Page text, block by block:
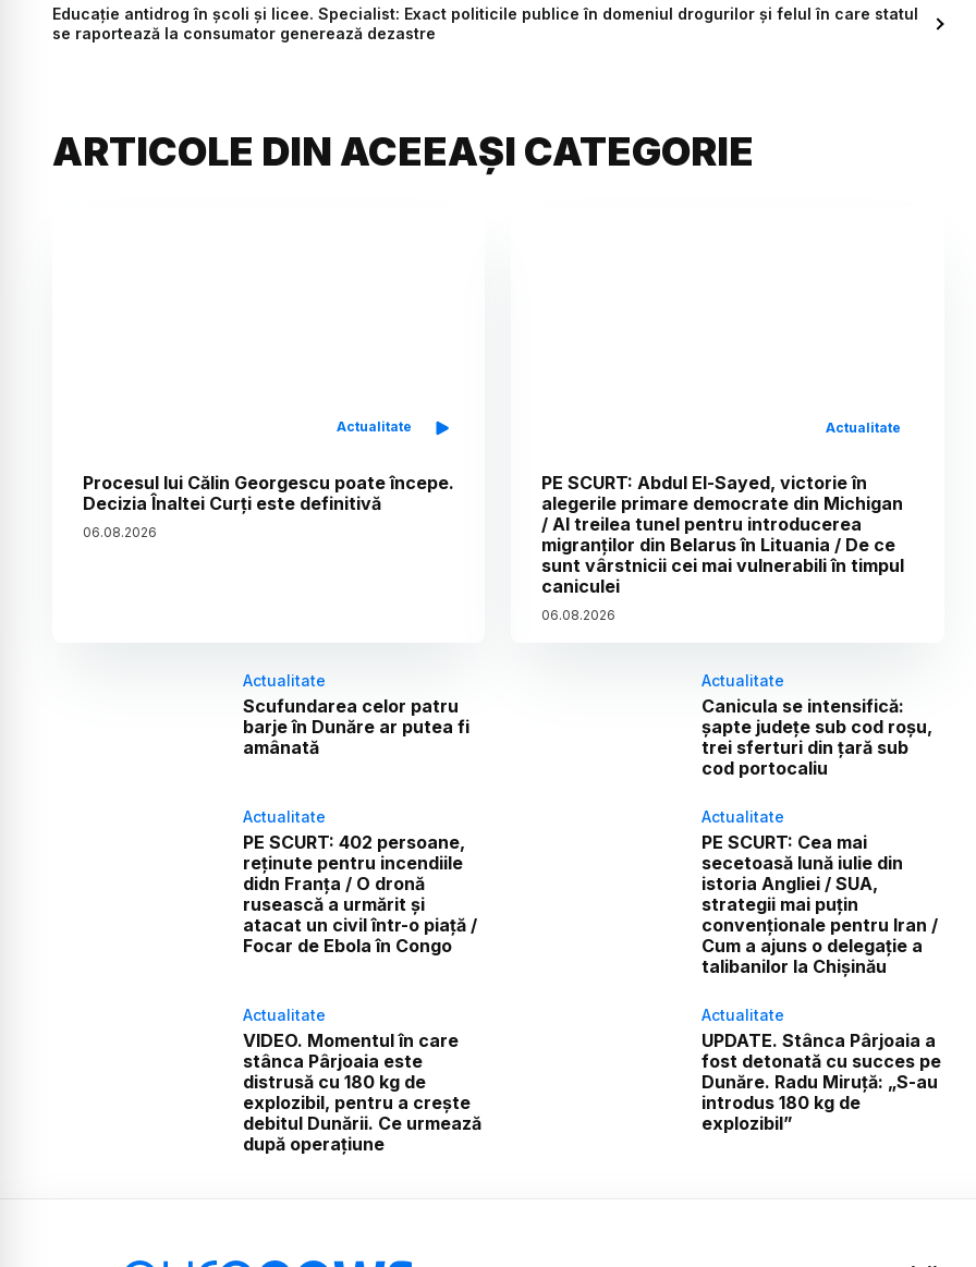
Educație antidrog în școli și licee. Specialist: Exact politicile publice în domeniul drogurilor și felul în care statul
se raportează la consumator generează dezastre
ARTICOLE DIN ACEEAȘI CATEGORIE
Actualitate
Procesul lui Călin Georgescu poate începe.
Decizia Înaltei Curți este definitivă
06.08.2026
Actualitate
PE SCURT: Abdul El-Sayed, victorie în
alegerile primare democrate din Michigan
/ Al treilea tunel pentru introducerea
migranților din Belarus în Lituania / De ce
sunt vârstnicii cei mai vulnerabili în timpul
caniculei
06.08.2026
Actualitate
Scufundarea celor patru
barje în Dunăre ar putea fi
amânată
Actualitate
Canicula se intensifică:
șapte județe sub cod roșu,
trei sferturi din țară sub
cod portocaliu
Actualitate
PE SCURT: 402 persoane,
reținute pentru incendiile
didn Franța / O dronă
rusească a urmărit și
atacat un civil într-o piață /
Focar de Ebola în Congo
Actualitate
PE SCURT: Cea mai
secetoasă lună iulie din
istoria Angliei / SUA,
strategii mai puțin
convenționale pentru Iran /
Cum a ajuns o delegație a
talibanilor la Chișinău
Actualitate
VIDEO. Momentul în care
stânca Pârjoaia este
distrusă cu 180 kg de
explozibil, pentru a crește
debitul Dunării. Ce urmează
după operațiune
Actualitate
UPDATE. Stânca Pârjoaia a
fost detonată cu succes pe
Dunăre. Radu Miruță: „S-au
introdus 180 kg de
explozibil”